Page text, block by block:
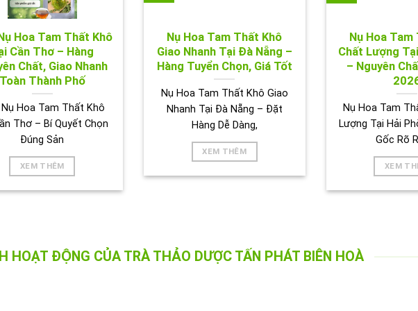
Hoa Tam Thất Khô
Cần Thơ – Hàng
Chất, Giao Nhanh
Toàn Thành Phố
Nụ Hoa Tam Thất Khô
Thơ – Bí Quyết Chọn
Đúng Sản
XEM THÊM
Nụ Hoa Tam Thất Khô
Giao Nhanh Tại Đà Nẵng –
Hàng Tuyển Chọn, Giá Tốt
Nụ Hoa Tam Thất Khô Giao
Nhanh Tại Đà Nẵng – Đặt
Hàng Dễ Dàng,
XEM THÊM
Nụ Hoa
Chất Lượng
– Nguyên
Nụ Hoa Tam
Lượng Tại Hải
Gốc Rõ
XEM
HOẠT ĐỘNG CỦA TRÀ THẢO DƯỢC TẤN PHÁT BIÊN HOÀ